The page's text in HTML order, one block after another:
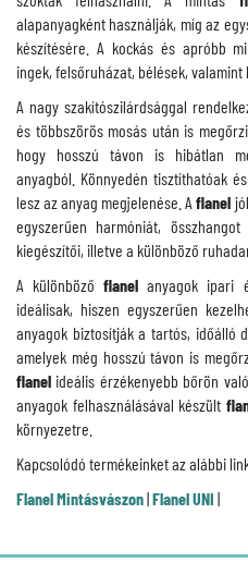
alapanyagként használják, míg az
készítésére. A kockás és apróbb
ingek, felsőruházat, bélések, valamint
A nagy szakítószilárdsággal
és többszörös mosás után is
hogy hosszú távon is hibátlan
anyagból. Könnyedén tisztíthatóak
lesz az anyag megjelenése. Aflanel
egyszerűen harmóniát,
kiegészítői, illetve a különböző
A különbözőflanelanyagok ipari
ideálisak, hiszen egyszerűen
anyagok biztosítják a tartós, időálló
amelyek még hosszú távon is
flanel ideális érzékenyebb bőrön
anyagok felhasználásával készült
környezetre.
Kapcsolódó termékeinket az alábbi
Flanel Mintásvászon|Flanel UNI |